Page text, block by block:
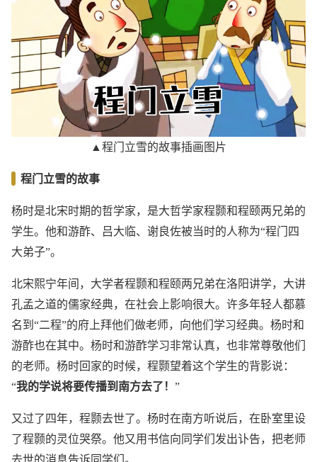
▲程门立雪的故事插画图片
程门立雪的故事
杨时是北宋时期的哲学家，是大哲学家程颢和程颐两兄弟的
学生。他和游酢、吕大临、谢良佐被当时的人称为“程门四
大弟子”。
北宋熙宁年间，大学者程颢和程颐两兄弟在洛阳讲学，大讲
孔孟之道的儒家经典，在社会上影响很大。许多年轻人都慕
名到“二程”的府上拜他们做老师，向他们学习经典。杨时和
游酢也在其中。杨时和游酢学习非常认真，也非常尊敬他们
的老师。杨时回家的时候，程颢望着这个学生的背影说：
“我的学说将要传播到南方去了！ ”
又过了四年，程颢去世了。杨时在南方听说后，在卧室里设
了程颢的灵位哭祭。他又用书信向同学们发出讣告，把老师